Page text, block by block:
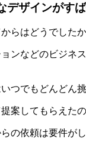
デザインがす
らはどうでしたか
ンなどのビジネ
つでもどんどん
案してもらえた
の依頼は要件が